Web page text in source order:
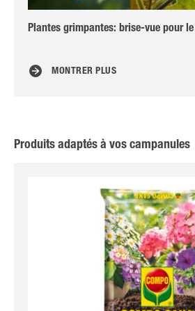
Plantes grimpantes: brise-vue pour
MONTRER PLUS
Produits adaptés à vos campanules